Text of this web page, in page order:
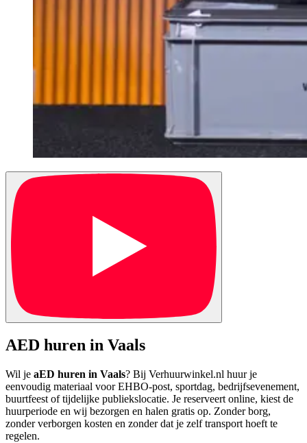
AED huren in Vaals
Wil je aED huren in Vaals? Bij Verhuurwinkel.nl huur je
eenvoudig materiaal voor EHBO-post, sportdag, bedrijfsevenement,
buurtfeest of tijdelijke publiekslocatie. Je reserveert online, kiest de
huurperiode en wij bezorgen en halen gratis op. Zonder borg,
zonder verborgen kosten en zonder dat je zelf transport hoeft te
regelen.